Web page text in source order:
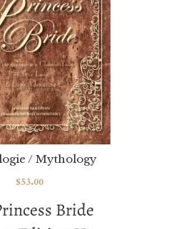
Bride
/ Mythology
$53.00